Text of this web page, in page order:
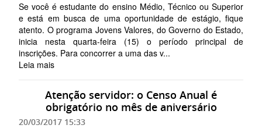
Se você é estudante do ensino Médio, Técnico ou Superior
e está em busca de uma oportunidade de estágio, fique
atento. O programa Jovens Valores, do Governo do Estado,
inicia nesta quarta-feira (15) o período principal de
inscrições. Para concorrer a uma das v...
Leia mais
Atenção servidor: o Censo Anual é
obrigatório no mês de aniversário
20/03/2017 15:33